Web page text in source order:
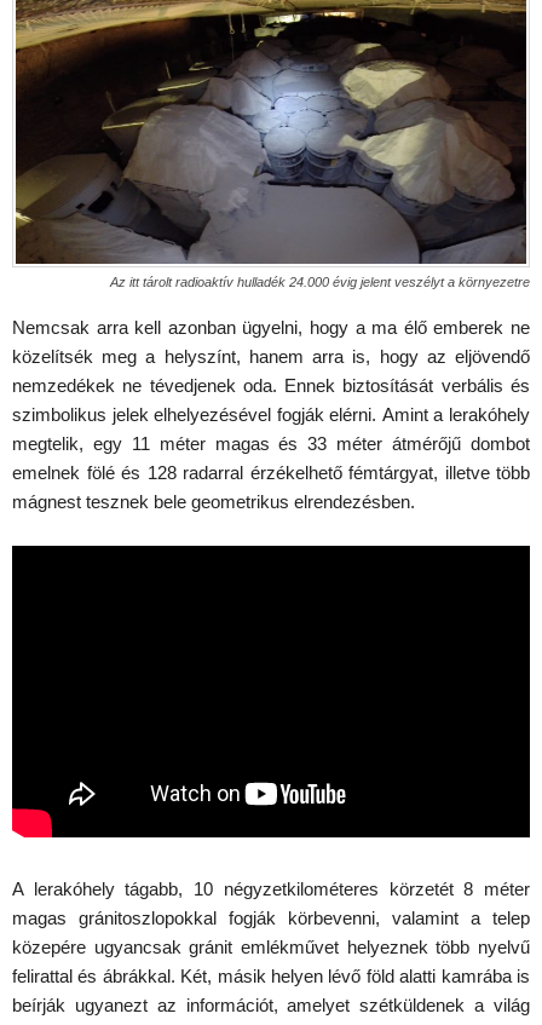
Az itt tárolt radioaktív hulladék 24.000 évig jelent veszélyt a környezetre
Nemcsak arra kell azonban ügyelni, hogy a ma élő emberek ne
közelítsék meg a helyszínt, hanem arra is, hogy az eljövendő
nemzedékek ne tévedjenek oda. Ennek biztosítását verbális és
szimbolikus jelek elhelyezésével fogják elérni. Amint a lerakóhely
megtelik, egy 11 méter magas és 33 méter átmérőjű dombot
emelnek fölé és 128 radarral érzékelhető fémtárgyat, illetve több
mágnest tesznek bele geometrikus elrendezésben.
A lerakóhely tágabb, 10 négyzetkilométeres körzetét 8 méter
magas gránitoszlopokkal fogják körbevenni, valamint a telep
közepére ugyancsak gránit emlékművet helyeznek több nyelvű
felirattal és ábrákkal. Két, másik helyen lévő föld alatti kamrába is
beírják ugyanezt az információt, amelyet szétküldenek a világ